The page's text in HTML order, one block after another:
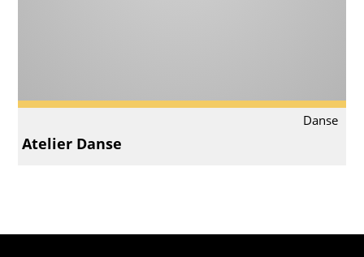
Danse
Atelier Danse